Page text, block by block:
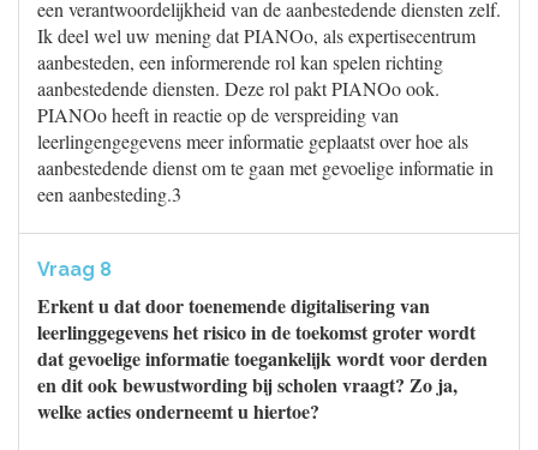
een verantwoordelijkheid van de aanbestedende diensten zelf.
Ik deel wel uw mening dat PIANOo, als expertisecentrum
aanbesteden, een informerende rol kan spelen richting
aanbestedende diensten. Deze rol pakt PIANOo ook.
PIANOo heeft in reactie op de verspreiding van
leerlingengegevens meer informatie geplaatst over hoe als
aanbestedende dienst om te gaan met gevoelige informatie in
een aanbesteding.3
Vraag 8
Erkent u dat door toenemende digitalisering van
leerlinggegevens het risico in de toekomst groter wordt
dat gevoelige informatie toegankelijk wordt voor derden
en dit ook bewustwording bij scholen vraagt? Zo ja,
welke acties onderneemt u hiertoe?